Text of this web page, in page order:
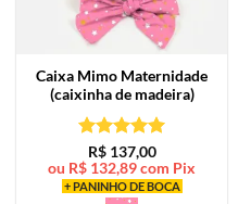
Caixa Mimo Maternidade
(caixinha de madeira)
Avaliação5
de 5
R$137,00
ou R$ 132,89com Pix
+ PANINHO DE BOCA